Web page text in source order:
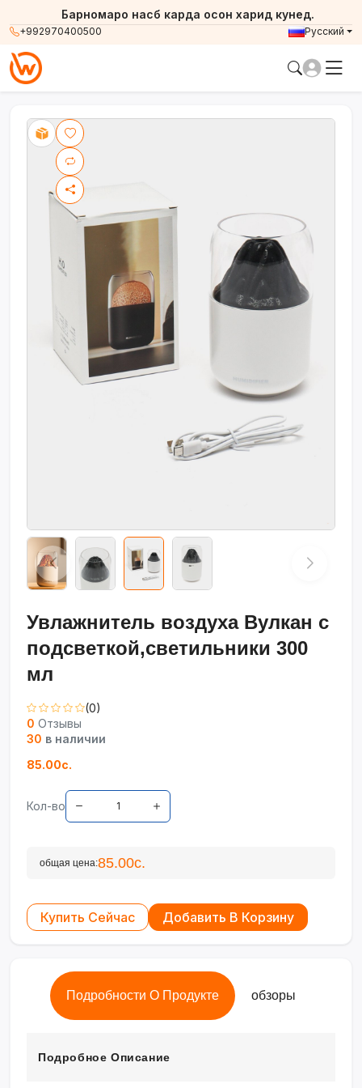
+992970400500
Барномаро насб карда осон харид кунед.
Русский
Увлажнитель воздуха Вулкан с
подсветкой,светильники 300
мл
(0)
0 Отзывы
30 в наличии
85.00с.
Кол-во
общая цена:85.00с.
Купить Сейчас Добавить В Корзину
Подробности О Продукте обзоры
Подробное Описание